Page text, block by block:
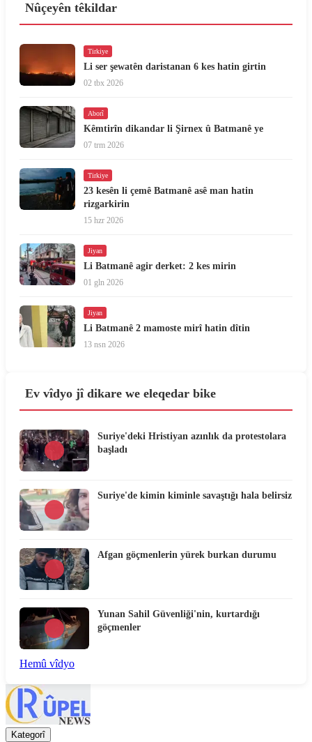
Nûçeyên têkildar
Tirkiye
Li ser şewatên daristanan 6 kes hatin girtin
02 tbx 2026
Aborî
Kêmtirîn dikandar li Şirnex û Batmanê ye
07 trm 2026
Tirkiye
23 kesên li çemê Batmanê asê man hatin
rizgarkirin
15 hzr 2026
Jiyan
Li Batmanê agir derket: 2 kes mirin
01 gln 2026
Jiyan
Li Batmanê 2 mamoste mirî hatin dîtin
13 nsn 2026
Ev vîdyo jî dikare we eleqedar bike
Suriye'deki Hristiyan azınlık da protestolara
başladı
Suriye'de kimin kiminle savaştığı hala belirsiz
Afgan göçmenlerin yürek burkan durumu
Yunan Sahil Güvenliği'nin, kurtardığı
göçmenler
Hemû vîdyo
Kategorî